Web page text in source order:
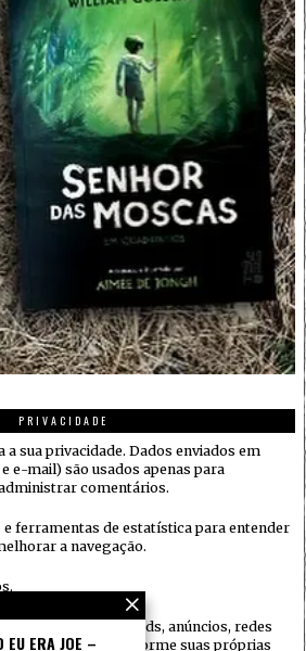
PRIVACIDADE
a sua privacidade. Dados enviados em
e-mail) são usados apenas para
comentários.
ferramentas de estatística para entender
a navegação.
terceiros (ex.: embeds, anúncios, redes
informações conforme suas próprias
EU ERA JOE –